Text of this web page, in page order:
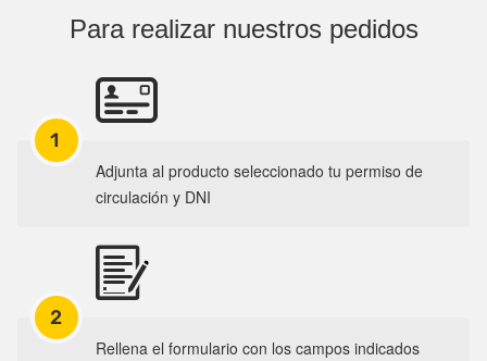
Para realizar nuestros pedidos
1
Adjunta al producto seleccionado tu permiso de
circulación y DNI
2
Rellena el formulario con los campos indicados